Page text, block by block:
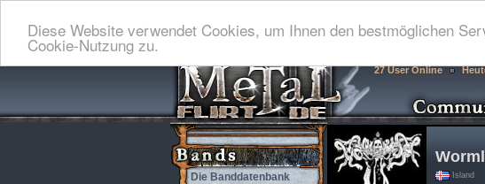
Diese Website verwendet Cookies, um Ihnen den bestmöglichen
Cookie-Nutzung zu.
27 User Online
Die Banddatenbank
Island